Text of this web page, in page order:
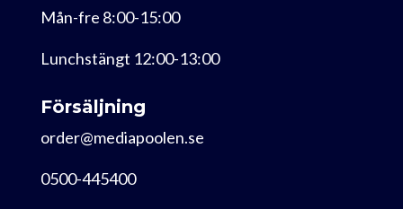
Mån-fre 8:00-15:00
Lunchstängt 12:00-13:00
Försäljning
order@mediapoolen.se
0500-445400